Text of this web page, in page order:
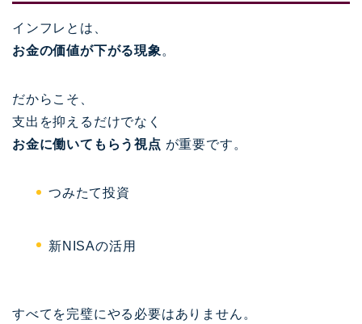
インフレとは、
お金の価値が下がる現象 。
だからこそ、
支出を抑えるだけでなく
お金に働いてもらう視点 が重要です。
つみたて投資
新NISAの活用
すべてを完璧にやる必要はありません。